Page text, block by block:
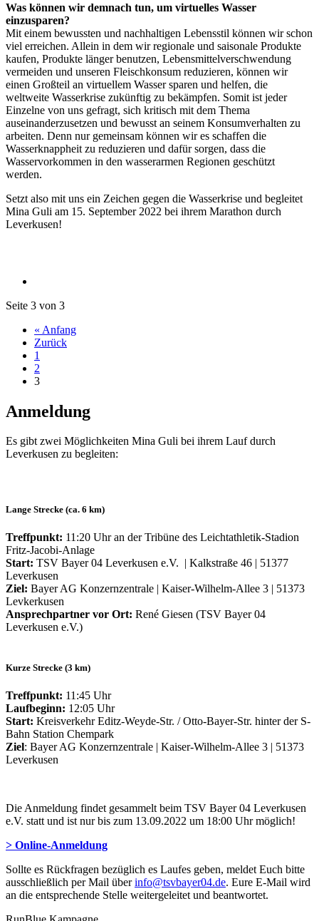
Was können wir demnach tun, um virtuelles Wasser
einzusparen?
Mit einem bewussten und nachhaltigen Lebensstil können wir schon
viel erreichen. Allein in dem wir regionale und saisonale Produkte
kaufen, Produkte länger benutzen, Lebensmittelverschwendung
vermeiden und unseren Fleischkonsum reduzieren, können wir
einen Großteil an virtuellem Wasser sparen und helfen, die
weltweite Wasserkrise zukünftig zu bekämpfen. Somit ist jeder
Einzelne von uns gefragt, sich kritisch mit dem Thema
auseinanderzusetzen und bewusst an seinem Konsumverhalten zu
arbeiten. Denn nur gemeinsam können wir es schaffen die
Wasserknappheit zu reduzieren und dafür sorgen, dass die
Wasservorkommen in den wasserarmen Regionen geschützt
werden.
Setzt also mit uns ein Zeichen gegen die Wasserkrise und begleitet
Mina Guli am 15. September 2022 bei ihrem Marathon durch
Leverkusen!
Seite 3 von 3
« Anfang
Zurück
1
2
3
Anmeldung
Es gibt zwei Möglichkeiten Mina Guli bei ihrem Lauf durch
Leverkusen zu begleiten:
Lange Strecke (ca. 6 km)
Treffpunkt: 11:20 Uhr an der Tribüne des Leichtathletik-Stadion
Fritz-Jacobi-Anlage
Start: TSV Bayer 04 Leverkusen e.V. | Kalkstraße 46 | 51377
Leverkusen
Ziel: Bayer AG Konzernzentrale | Kaiser-Wilhelm-Allee 3 | 51373
Levkerkusen
Ansprechpartner vor Ort: René Giesen (TSV Bayer 04
Leverkusen e.V.)
Kurze Strecke (3 km)
Treffpunkt: 11:45 Uhr
Laufbeginn: 12:05 Uhr
Start: Kreisverkehr Editz-Weyde-Str. / Otto-Bayer-Str. hinter der S-
Bahn Station Chempark
Ziel: Bayer AG Konzernzentrale | Kaiser-Wilhelm-Allee 3 | 51373
Leverkusen
Die Anmeldung findet gesammelt beim TSV Bayer 04 Leverkusen
e.V. statt und ist nur bis zum 13.09.2022 um 18:00 Uhr möglich!
> Online-Anmeldung
Sollte es Rückfragen bezüglich es Laufes geben, meldet Euch bitte
ausschließlich per Mail überinfo@tsvbayer04.de. Eure E-Mail wird
an die entsprechende Stelle weitergeleitet und beantwortet.